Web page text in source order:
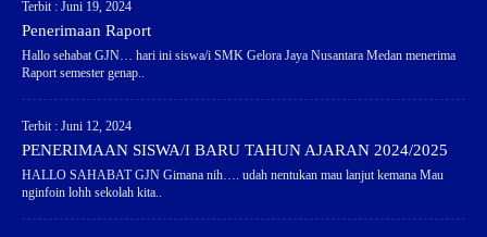
Terbit : Juni 19, 2024
Penerimaan Raport
Hallo sehabat GJN… hari ini siswa/i SMK Gelora Jaya Nusantara Medan menerima
Raport semester genap..
Terbit : Juni 12, 2024
PENERIMAAN SISWA/I BARU TAHUN AJARAN 2024/2025
HALLO SAHABAT GJN Gimana nih…. udah nentukan mau lanjut kemana Mau
nginfoin lohh sekolah kita..